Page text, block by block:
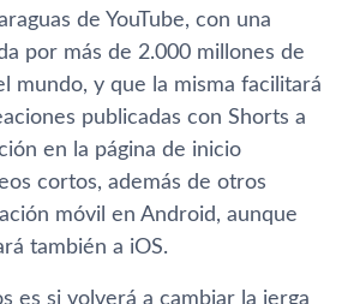
de YouTube, con una
por más de 2.000 millones de
mundo, y que la misma facilitará
publicadas con Shorts a
en la página de inicio
cortos, además de otros
móvil en Android, aunque
también a iOS.
es si volverá a cambiar la jerga